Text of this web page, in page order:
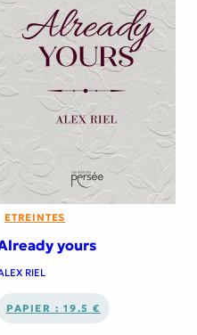
ETREINTES
yours
RIEL
PAPIER : 19.5 €